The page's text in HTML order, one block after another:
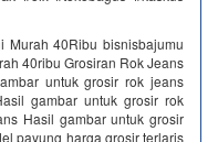
Murah 40Ribu bisnisbajumu
40ribu Grosiran Rok Jeans
untuk grosir rok jeans
gambar untuk grosir rok
Hasil gambar untuk grosir
payung harga grosir terlaris